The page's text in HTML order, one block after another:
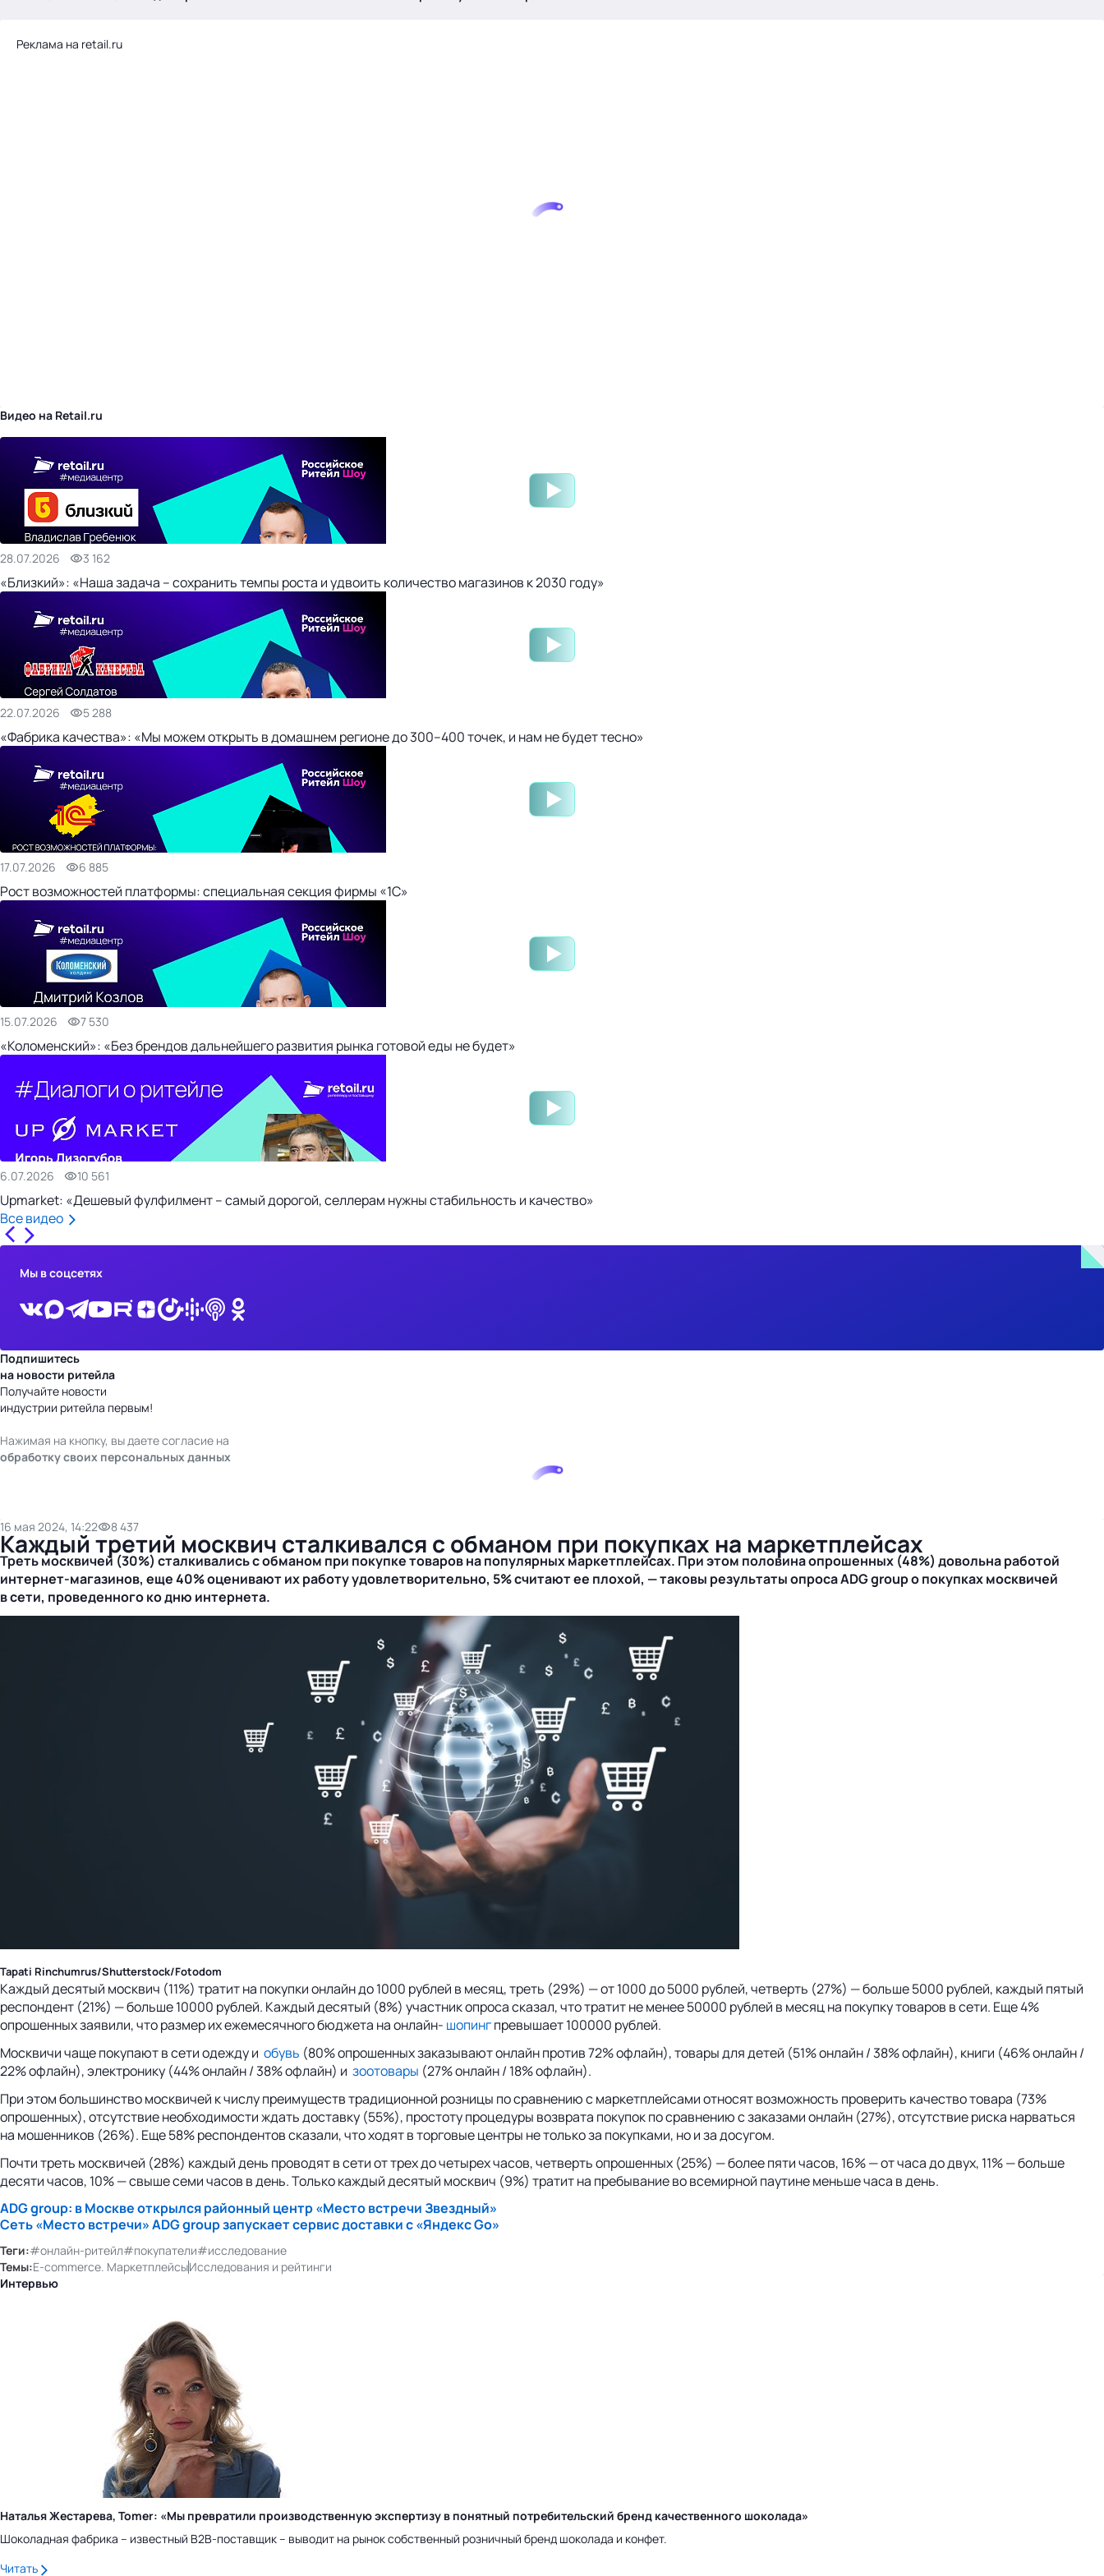
Реклама на retail.ru
Видео на Retail.ru
28.07.2026 3 162
«Близкий»: «Наша задача – сохранить темпы роста и удвоить количество магазинов к 2030 году»
22.07.2026 5 288
«Фабрика качества»: «Мы можем открыть в домашнем регионе до 300–400 точек, и нам не будет тесно»
17.07.2026 6 885
Рост возможностей платформы: специальная секция фирмы «1С»
15.07.2026 7 530
«Коломенский»: «Без брендов дальнейшего развития рынка готовой еды не будет»
6.07.2026 10 561
Upmarket: «Дешевый фулфилмент – самый дорогой, селлерам нужны стабильность и качество»
Все видео
Мы в соцсетях
Подпишитесь
на новости ритейла
Получайте новости
индустрии ритейла первым!
Нажимая на кнопку, вы даете согласие на
обработку своих персональных данных
16 мая 2024, 14:22 8 437
Каждый третий москвич сталкивался с обманом при покупках на маркетплейсах
Треть москвичей (30%) сталкивались с обманом при покупке товаров на популярных маркетплейсах. При этом половина опрошенных (48%) довольна работой
интернет-магазинов, еще 40% оценивают их работу удовлетворительно, 5% считают ее плохой, — таковы результаты опроса ADG group о покупках москвичей
в сети, проведенного ко дню интернета.
Tapati Rinchumrus/Shutterstock/Fotodom
Каждый десятый москвич (11%) тратит на покупки онлайн до 1000 рублей в месяц, треть (29%) — от 1000 до 5000 рублей, четверть (27%) — больше 5000 рублей, каждый пятый
респондент (21%) — больше 10000 рублей. Каждый десятый (8%) участник опроса сказал, что тратит не менее 50000 рублей в месяц на покупку товаров в сети. Еще 4%
опрошенных заявили, что размер их ежемесячного бюджета на онлайн- шопингпревышает 100000 рублей.
Москвичи чаще покупают в сети одежду и обувь (80% опрошенных заказывают онлайн против 72% офлайн), товары для детей (51% онлайн / 38% офлайн), книги (46% онлайн /
22% офлайн), электронику (44% онлайн / 38% офлайн) и зоотовары (27% онлайн / 18% офлайн).
При этом большинство москвичей к числу преимуществ традиционной розницы по сравнению с маркетплейсами относят возможность проверить качество товара (73%
опрошенных), отсутствие необходимости ждать доставку (55%), простоту процедуры возврата покупок по сравнению с заказами онлайн (27%), отсутствие риска нарваться
на мошенников (26%). Еще 58% респондентов сказали, что ходят в торговые центры не только за покупками, но и за досугом.
Почти треть москвичей (28%) каждый день проводят в сети от трех до четырех часов, четверть опрошенных (25%) — более пяти часов, 16% — от часа до двух, 11% — больше
десяти часов, 10% — свыше семи часов в день. Только каждый десятый москвич (9%) тратит на пребывание во всемирной паутине меньше часа в день.
ADG group: в Москве открылся районный центр «Место встречи Звездный»
Сеть «Место встречи» ADG group запускает сервис доставки с «Яндекс Go»
Теги:#онлайн-ритейл#покупатели#исследование
Темы:E-commerce. МаркетплейсыИсследования и рейтинги
Интервью
Наталья Жестарева, Tomer: «Мы превратили производственную экспертизу в понятный потребительский бренд качественного шоколада»
Шоколадная фабрика – известный B2B-поставщик – выводит на рынок собственный розничный бренд шоколада и конфет.
Читать